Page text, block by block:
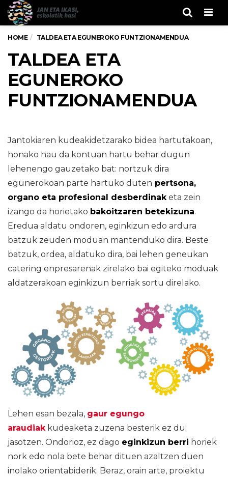
HOME TALDEA ETA EGUNEROKO FUNTZIONAMENDUA
TALDEA ETA
EGUNEROKO
FUNTZIONAMENDUA
Jantokiaren kudeakidetzarako bidea hartutakoan,
honako hau da kontuan hartu behar dugun
lehenengo gauzetako bat: nortzuk dira
egunerokoan parte hartuko duten pertsona,
organo eta profesional desberdinaketa zein
izango da horietako bakoitzaren betekizuna.
Eredua aldatu ondoren, eginkizun edo ardura
batzuk zeuden moduan mantenduko dira. Beste
batzuk, ordea, aldatuko dira, bai lehen geneukan
catering enpresarenak zirelako bai egiteko moduak
aldatzerakoan eginkizun berriak sortu direlako.
Lehen esan bezala, gaur egungo
araudiak kudeaketa zuzena besterik ez du
jasotzen. Ondorioz, ez dago eginkizun berri horiek
nork edo nola bete behar dituen azaltzen duen
inolako orientabiderik. Beraz, orain arte, proiektu